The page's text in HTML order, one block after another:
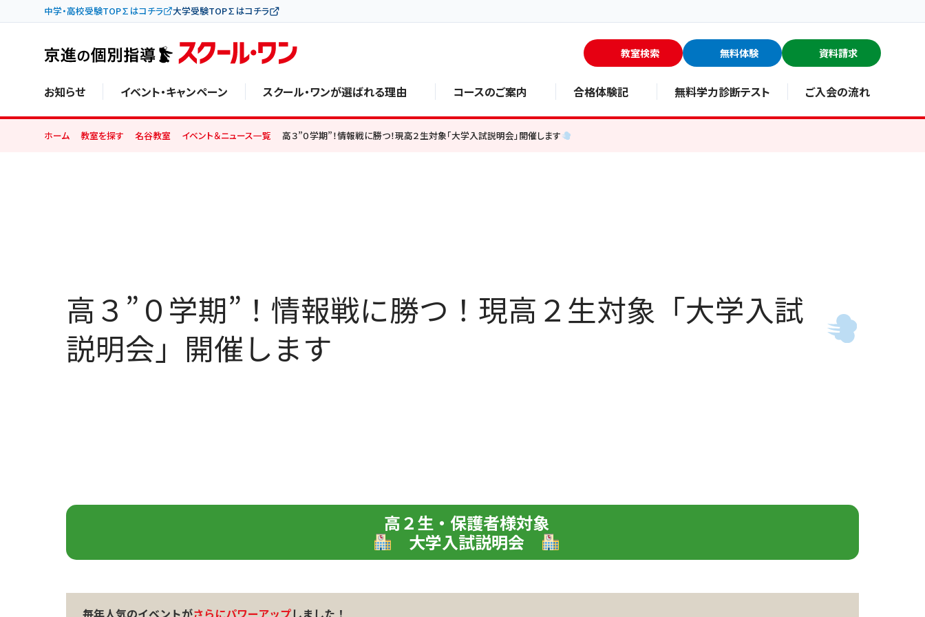
中学・高校受験TOP∑はコチラ 大学受験TOP∑はコチラ
教室検索 無料体験 資料請求
お知らせ イベント・キャンペーン スクール・ワンが選ばれる理由 コースのご案内 合格体験記 無料学力診断テスト ご入会の流れ
ホーム 教室を探す 名谷教室 イベント＆ニュース一覧 高３”０学期”！情報戦に勝つ！現高２生対象「大学入試説明会」開催します
高３”０学期”！情報戦に勝つ！現高２生対象「大学入試
説明会」開催します
高２生・保護者様対象
大学入試説明会
毎年人気のイベントがさらにパワーアップしました！